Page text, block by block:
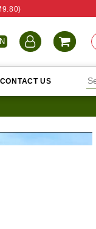
CONTACT US